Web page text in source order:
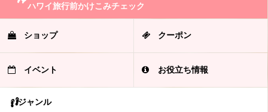
ハワイ旅行前かけこみチェック
ショップ クーポン
イベント お役立ち情報
ジャンル